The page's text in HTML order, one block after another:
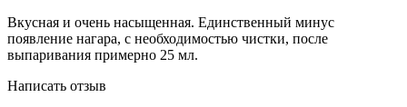
Вкусная и очень насыщенная. Единственный минус
появление нагара, с необходимостью чистки, после
выпаривания примерно 25 мл.
Написать отзыв